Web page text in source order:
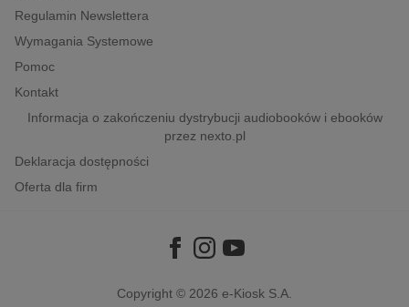
popularno-naukowe
historia
Regulamin Newslettera
Wymagania Systemowe
Pomoc
Kontakt
Informacja o zakończeniu dystrybucji audiobooków i ebooków
przez nexto.pl
Deklaracja dostępności
Oferta dla firm
Copyright © 2026 e-Kiosk S.A.